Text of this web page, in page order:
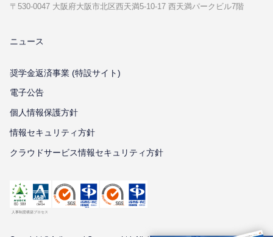
〒530-0047 ⼤阪府⼤阪市北区⻄天満5-10-17 ⻄天満パークビル7階
ニュース
奨学金返済事業 (特設サイト)
電子公告
個⼈情報保護⽅針
情報セキュリティ⽅針
クラウドサービス情報セキュリティ方針